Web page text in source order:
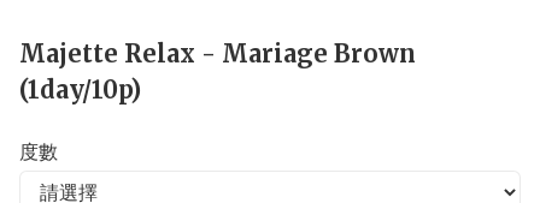
Majette Relax - Mariage Brown
(1day/10p)
度數